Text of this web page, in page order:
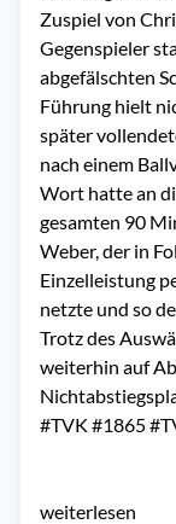
Zuspiel von
Gegenspieler
abgefälschten
Führung hielt
später
nach einem
Wort hatte an
gesamten 90
Weber, der in
Einzelleistung
netzte und so
Trotz des
weiterhin auf
#TVK #1865
weiterlesen